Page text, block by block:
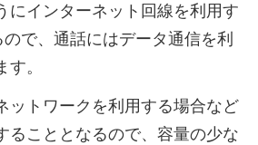
にインターネット回線を利用す
で、通話にはデータ通信を利
。
ットワークを利用する場合など
ることとなるので、容量の少な